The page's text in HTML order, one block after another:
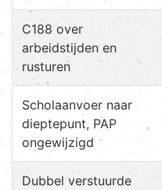
C188 over
arbeidstijden en
rusturen
Scholaanvoer naar
dieptepunt, PAP
ongewijzigd
Dubbel verstuurde